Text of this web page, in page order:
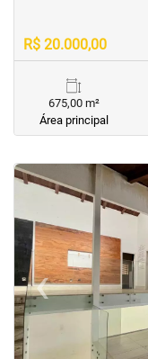
R$ 20.000,00
675,00 m²
Área principal
<<<<
‹Previous